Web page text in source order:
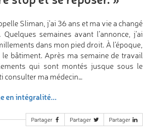
Sliman, j’ai 36 ans et ma vie a changé
semaines avant l’annonce, j’ai
dans mon pied droit. À l’époque,
bâtiment. Après ma semaine de travail
qui sont montés jusque sous le
consulter ma médecin…
en intégralité...
Partager Partager Partager